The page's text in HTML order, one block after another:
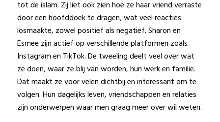
tot de islam. Zij liet ook zien hoe ze haar vriend verraste
door een hoofddoek te dragen, wat veel reacties
losmaakte, zowel positief als negatief. Sharon en
Esmee zijn actief op verschillende platformen zoals
Instagram en TikTok. De tweeling deelt veel over wat
ze doen, waar ze blij van worden, hun werk en familie.
Dat maakt ze voor velen dichtbij en interessant om te
volgen. Hun dagelijks leven, vriendschappen en relaties
zijn onderwerpen waar men graag meer over wil weten.